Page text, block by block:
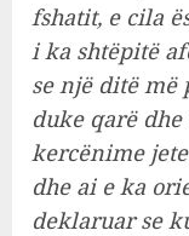
fshatit, e cila
i ka shtëpitë
se një ditë më
duke qarë
kercënime
dhe ai e ka
deklaruar se